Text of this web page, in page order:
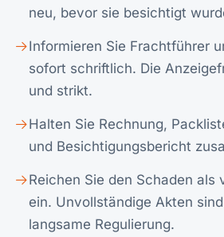
neu, bevor sie besichtigt
Informieren Sie Frachtführer
sofort schriftlich. Die
und strikt.
Halten Sie Rechnung,
und Besichtigungsbericht
Reichen Sie den Schaden als
ein. Unvollständige Akten
langsame Regulierung.